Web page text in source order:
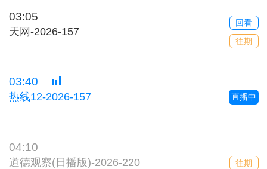
03:05
天网-2026-157
回看
往期
03:40
热线12-2026-157 直播中
04:10
道德观察(日播版)-2026-220 往期